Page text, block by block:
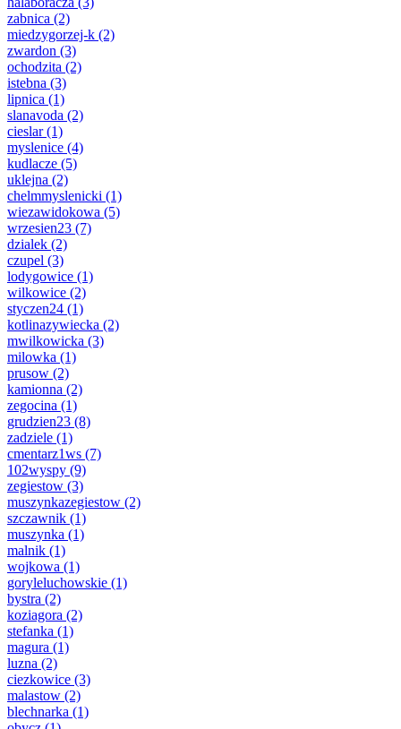
zabnica (2)
miedzygorzej-k (2)
zwardon (3)
ochodzita (2)
istebna (3)
lipnica (1)
slanavoda (2)
cieslar(1)
myslenice (4)
kudlacze (5)
uklejna (2)
chelmmyslenicki (1)
wiezawidokowa (5)
wrzesien23 (7)
dzialek (2)
czupel (3)
lodygowice (1)
wilkowice (2)
styczen24 (1)
kotlinazywiecka (2)
mwilkowicka (3)
milowka (1)
prusow (2)
kamionna (2)
zegocina (1)
grudzien23 (8)
zadziele (1)
cmentarz1ws (7)
102wyspy (9)
zegiestow (3)
muszynkazegiestow (2)
szczawnik (1)
muszynka (1)
malnik (1)
wojkowa (1)
goryleluchowskie (1)
bystra (2)
koziagora (2)
stefanka (1)
magura (1)
luzna (2)
ciezkowice (3)
malastow (2)
blechnarka (1)